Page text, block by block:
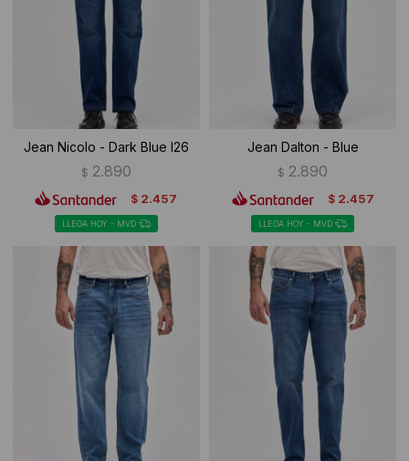
Jean Nicolo - Dark Blue I26
$ 2.890
$ 2.457
LLEGA HOY - MVD
Jean Dalton - Blue
$ 2.890
$ 2.457
LLEGA HOY - MVD
Ropa Interior
Canguros
Camperas
Buzos
Shorts de baño
Sherpas
Camisas y blusas